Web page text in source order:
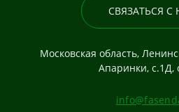
СВЯЗАТЬСЯ С
Московская область,
Апаринки, с.1Д,